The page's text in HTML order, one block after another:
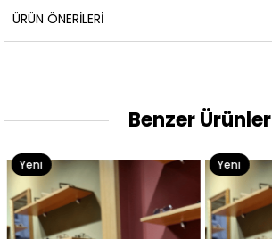
ÜRÜN ÖNERILERI
Benzer Ürünler
Yeni
Ürün
Yeni
Ürün